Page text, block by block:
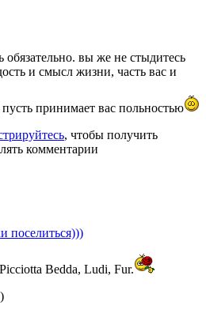
обязательно. вы же не стыдитесь
и смысл жизни, часть вас и
принимает вас польностью
, чтобы получить
комментарии
поселиться)))
Bedda, Ludi, Fur.